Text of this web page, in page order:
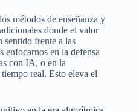
métodos de enseñanza y
donde el valor
sentido frente a las
enfocarnos en la defensa
con IA, o en la
real. Esto eleva el